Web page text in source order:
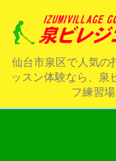
仙台市泉区で人気の
ッスン体験なら、泉
フ練習